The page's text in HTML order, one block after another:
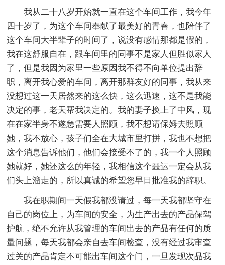
我从二十八岁开始就一直在这个车间工作，我今年
四十岁了，为这个车间奉献了最美好的青春，也陪伴了
这个车间大半辈子的时间了，说没有感情那都是假的，
我在这舒服自在，跟车间里的同事不是家人但胜似家人
了，但是我因为家里一些原因我不得不向单位提出辞
职，离开我心爱的车间，离开那群友好的同事，我从来
没想过这一天居然来的这么快，这么迅速，这不是我能
决定的事，老天帮我决定的。我的妻子换上了中风，现
在在家半身不遂急需要人照顾，我不想请保姆去照顾
她，我不放心，孩子们全在大城市里打拼，我也不想把
这个消息告诉他们，他们会接受不了的，我一个人照顾
她就好，她还这么的年轻，我相信这个噩运一定会从我
们头上溜走的，所以真诚的希望您早日批准我的辞职。
我在职期间一天假我都没请过，每一天我都坚守在
自己的岗位上，为车间的安全，为生产出去的产品保驾
护航，绝不允许从我管理的车间出去的产品有任何的质
量问题，每天我都会亲自去车间检查，没有经过我审查
过关的产品肯定不可能出车间这个门，一旦发现次品我